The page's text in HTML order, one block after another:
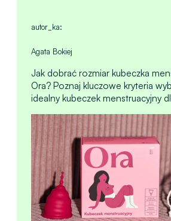
autor_ka:
Agata Bokiej
Jak dobrać rozmiar kubeczka
Ora? Poznaj kluczowe kryteria
idealny kubeczek menstruacyjny